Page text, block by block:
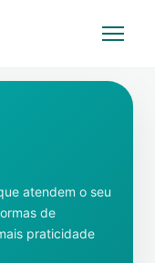
atendem o seu
de
praticidade